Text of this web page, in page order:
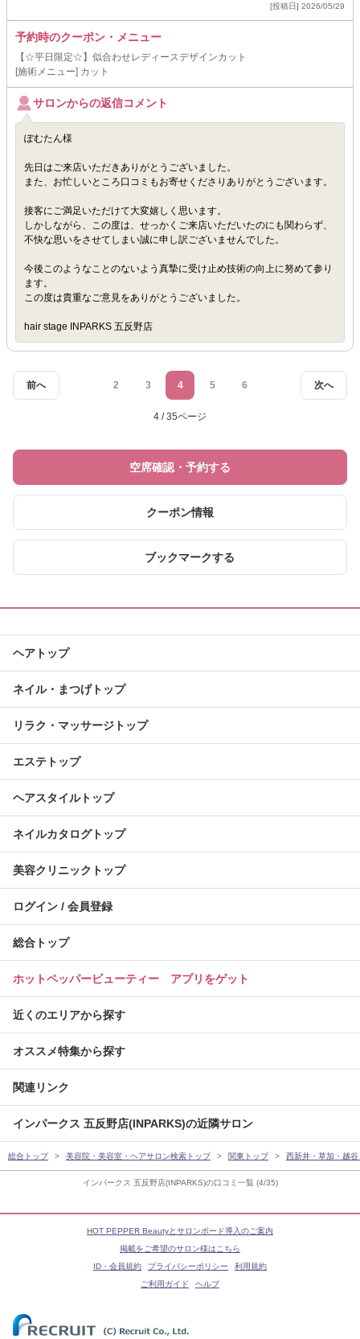
インパークス 五反野店(INPARKS)の口コミ一覧 (4/35)
[投稿日] 2026/05/29
予約時のクーポン・メニュー
【☆平日限定☆】似合わせレディースデザインカット
[施術メニュー] カット
サロンからの返信コメント
ぽむたん様
先日はご来店いただきありがとうございました。
また、お忙しいところ口コミもお寄せくださりありがとうございます。
接客にご満足いただけて大変嬉しく思います。
しかしながら、この度は、せっかくご来店いただいたのにも関わらず、
不快な思いをさせてしまい誠に申し訳ございませんでした。
今後このようなことのないよう真摯に受け止め技術の向上に努めて参り
ます。
この度は貴重なご意見をありがとうございました。
hair stage INPARKS 五反野店
前へ 次へ
2 3 4 5 6
4 / 35ページ
空席確認・予約する
クーポン情報
ブックマークする
ヘアトップ
ネイル・まつげトップ
リラク・マッサージトップ
エステトップ
ヘアスタイルトップ
ネイルカタログトップ
美容クリニックトップ
ログイン / 会員登録
総合トップ
ホットペッパービューティー アプリをゲット
近くのエリアから探す
オススメ特集から探す
関連リンク
インパークス 五反野店(INPARKS)の近隣サロン
総合トップ 美容院・美容室・ヘアサロン検索トップ 関東トップ 西新井・草加・越
HOT PEPPER Beautyとサロンボード導入のご案内
掲載をご希望のサロン様はこちら
ID・会員規約
プライバシーポリシー
利用規約
ご利用ガイド
ヘルプ